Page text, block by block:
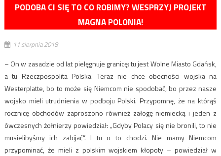
PODOBA CI SIĘ TO CO ROBIMY? WESPRZYJ PROJEKT
MAGNA POLONIA!
11 sierpnia 2018
– On w zasadzie od lat pielęgnuje granicę: tu jest Wolne Miasto Gdańsk,
a tu Rzeczpospolita Polska. Teraz nie chce obecności wojska na
Westerplatte, bo to może się Niemcom nie spodobać, bo przez nasze
wojsko mieli utrudnienia w podboju Polski. Przypomnę, że na którąś
rocznicę obchodów zaproszono również załogę niemiecką i jeden z
ówczesnych żołnierzy powiedział: „Gdyby Polacy się nie bronili, to nie
musielibyśmy ich zabijać”. I tu o to chodzi. Nie mamy Niemcom
przypominać, że mieli z polskim wojskiem kłopoty – powiedział w